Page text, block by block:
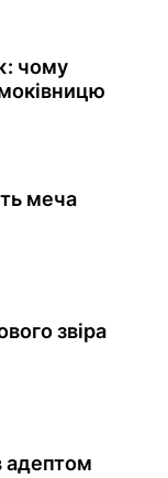
чому
меча
звіра
адептом